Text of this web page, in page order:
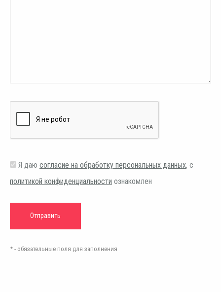
Я даю согласие на обработку персональных данных, с
политикой конфиденциальности ознакомлен
* - обязательные поля для заполнения